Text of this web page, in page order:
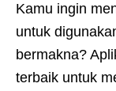
Kamu ingin
untuk
bermakna?
terbaik untuk